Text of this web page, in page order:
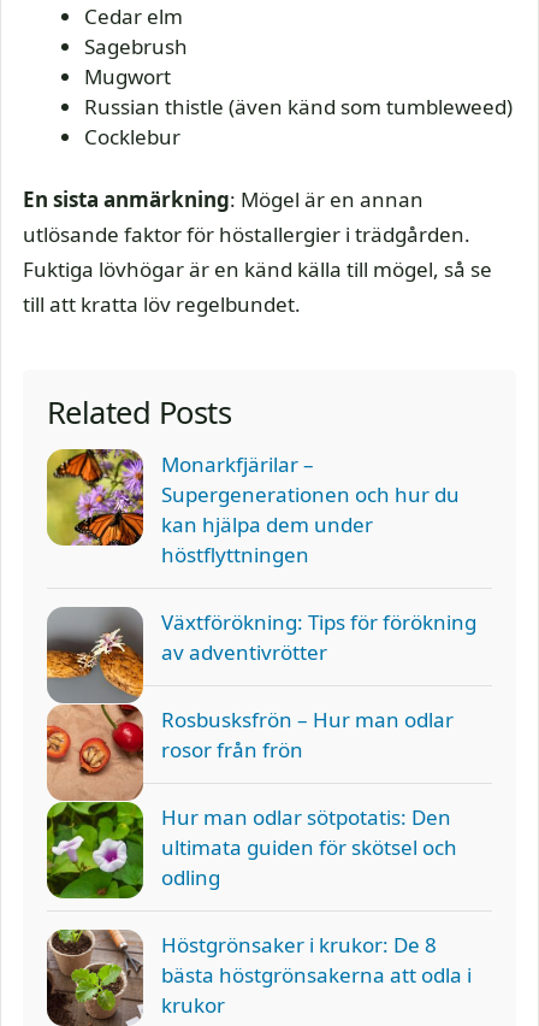
Cedar elm
Sagebrush
Mugwort
Russian thistle (även känd som tumbleweed)
Cocklebur
En sista anmärkning: Mögel är en annan
utlösande faktor för höstallergier i trädgården.
Fuktiga lövhögar är en känd källa till mögel, så se
till att kratta löv regelbundet.
Related Posts
Monarkfjärilar –
Supergenerationen och hur du
kan hjälpa dem under
höstflyttningen
Växtförökning: Tips för förökning
av adventivrötter
Rosbusksfrön – Hur man odlar
rosor från frön
Hur man odlar sötpotatis: Den
ultimata guiden för skötsel och
odling
Höstgrönsaker i krukor: De 8
bästa höstgrönsakerna att odla i
krukor